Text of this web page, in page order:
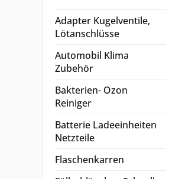
Adapter Kugelventile,
Lötanschlüsse
Automobil Klima
Zubehör
Bakterien- Ozon
Reiniger
Batterie Ladeeinheiten
Netzteile
Flaschenkarren